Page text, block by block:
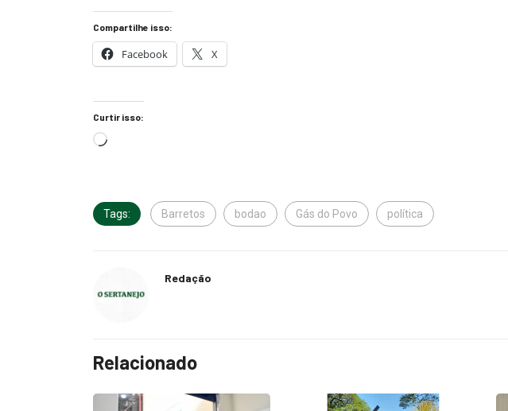
Compartilhe isso:
Facebook X
Curtir isso:
Tags: Barretos bodao Gás do Povo política
Redação
Relacionado